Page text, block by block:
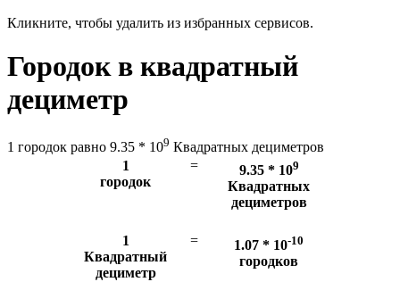
Кликните, чтобы удалить из избранных сервисов.
Городок в квадратный
дециметр
1 городок равно 9.35 * 109 Квадратных дециметров
1
городок
= 9.35 * 109
Квадратных
дециметров
1
Квадратный
дециметр
= 1.07 * 10-10
городков